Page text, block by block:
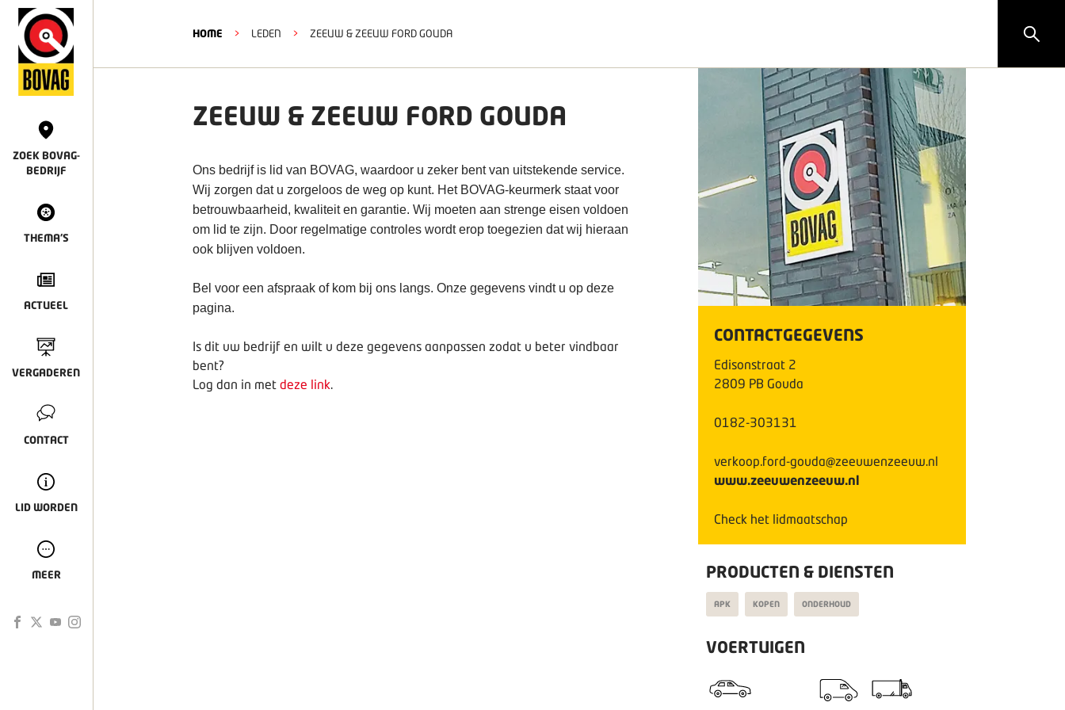
ZOEK BOVAG-
BEDRIJF
THEMA'S
ACTUEEL
VERGADEREN
CONTACT
LID WORDEN
MEER
HOME > LEDEN > ZEEUW & ZEEUW FORD GOUDA
ZEEUW & ZEEUW FORD GOUDA
Ons bedrijf is lid van BOVAG, waardoor u zeker bent van uitstekende service.
Wij zorgen dat u zorgeloos de weg op kunt. Het BOVAG-keurmerk staat voor
betrouwbaarheid, kwaliteit en garantie. Wij moeten aan strenge eisen voldoen
om lid te zijn. Door regelmatige controles wordt erop toegezien dat wij hieraan
ook blijven voldoen.
Bel voor een afspraak of kom bij ons langs. Onze gegevens vindt u op deze
pagina.
Is dit uw bedrijf en wilt u deze gegevens aanpassen zodat u beter vindbaar
bent?
Log dan in met deze link.
CONTACTGEGEVENS
Edisonstraat 2
2809 PB Gouda
0182-303131
verkoop.ford-gouda@zeeuwenzeeuw.nl
www.zeeuwenzeeuw.nl
Check het lidmaatschap
PRODUCTEN & DIENSTEN
APK KOPEN ONDERHOUD
VOERTUIGEN